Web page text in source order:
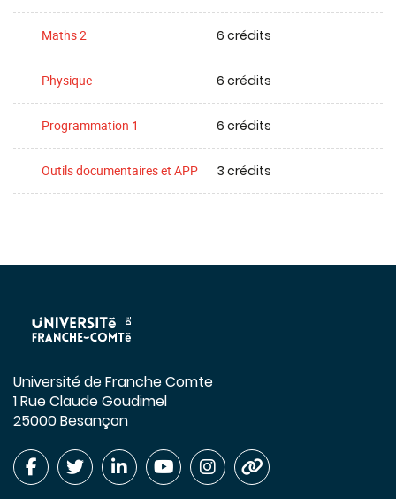
Maths 2 6 crédits
Physique 6 crédits
Programmation 1 6 crédits
Outils documentaires et APP 3 crédits
Université de Franche Comte
1 Rue Claude Goudimel
25000 Besançon